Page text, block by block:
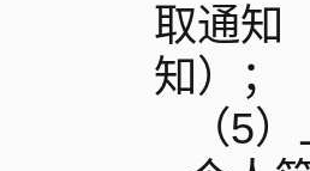
取通知
知）；
（5